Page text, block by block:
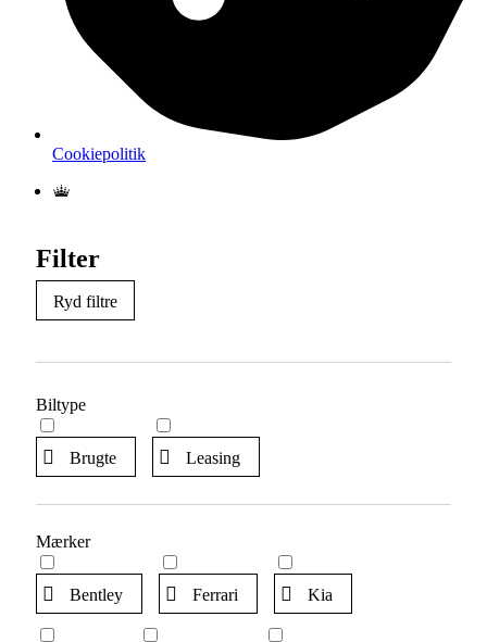
Cookiepolitik
Filter
Ryd filtre
Biltype
Brugte Leasing
Mærker
Bentley Ferrari Kia